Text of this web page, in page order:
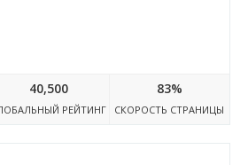
40,500
РЕЙТИНГ
83%
СКОРОСТЬ СТРАНИЦЫ